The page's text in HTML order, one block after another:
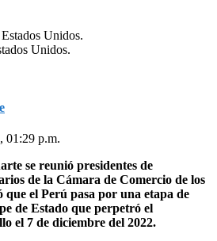
Unidos.
01:29 p.m.
se reunió presidentes de
de la Cámara de Comercio de los
el Perú pasa por una etapa de
de Estado que perpetró el
el 7 de diciembre del 2022.